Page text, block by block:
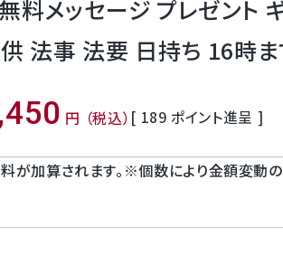
料メッセージ プレゼント
法事 法要 日持ち 16時ま
税込 [ 189 ポイント進呈 ]
加算されます。※個数により金額変動の